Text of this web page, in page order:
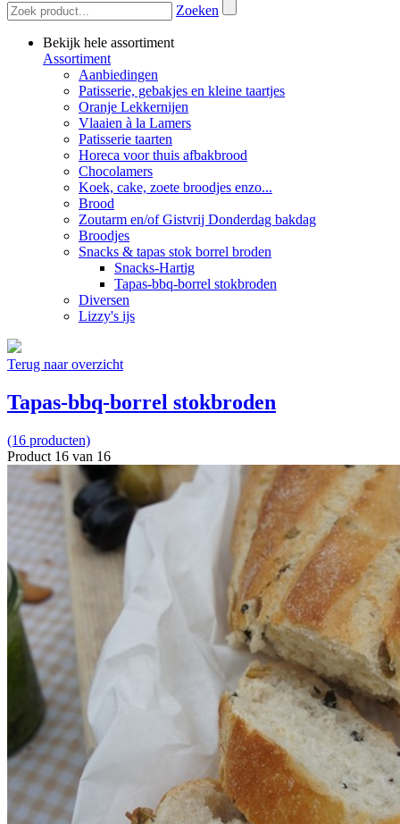
Zoeken
Bekijk hele assortiment
Assortiment
Aanbiedingen
Patisserie, gebakjes en kleine taartjes
Oranje Lekkernijen
Vlaaien à la Lamers
Patisserie taarten
Horeca voor thuis afbakbrood
Chocolamers
Koek, cake, zoete broodjes enzo...
Brood
Zoutarm en/of Gistvrij Donderdag bakdag
Broodjes
Snacks & tapas stok borrel broden
Snacks-Hartig
Tapas-bbq-borrel stokbroden
Diversen
Lizzy's ijs
Terug naar overzicht
Tapas-bbq-borrel stokbroden
(16 producten)
Product 16 van 16